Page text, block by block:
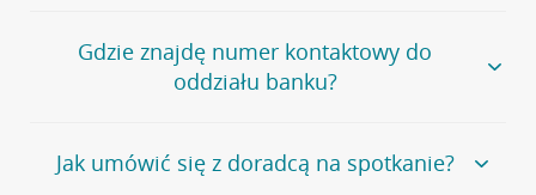
Jeśli szukasz oddziału naszego banku, zapraszamy na
stronęPlacówki i bankomaty, na której znajduje się
wygodna wyszukiwarka.
oddziałów
Gdzie znajdę numer kontaktowy do
oddziału banku?
Bank Credit Agricole nie udostępnia ogólnego numeru
telefonu do placówki bankowej.
Jak umówić się z doradcą na spotkanie?